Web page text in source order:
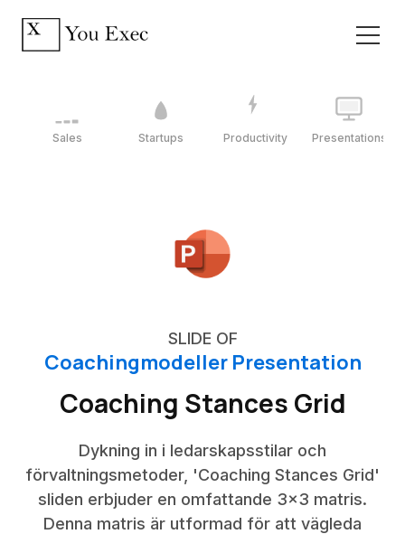
Sales Startups Productivity Presentations
SLIDE OF
Coachingmodeller Presentation
Coaching Stances Grid
Dykning in i ledarskapsstilar och
förvaltningsmetoder, 'Coaching Stances Grid'
sliden erbjuder en omfattande 3x3 matris.
Denna matris är utformad för att vägleda